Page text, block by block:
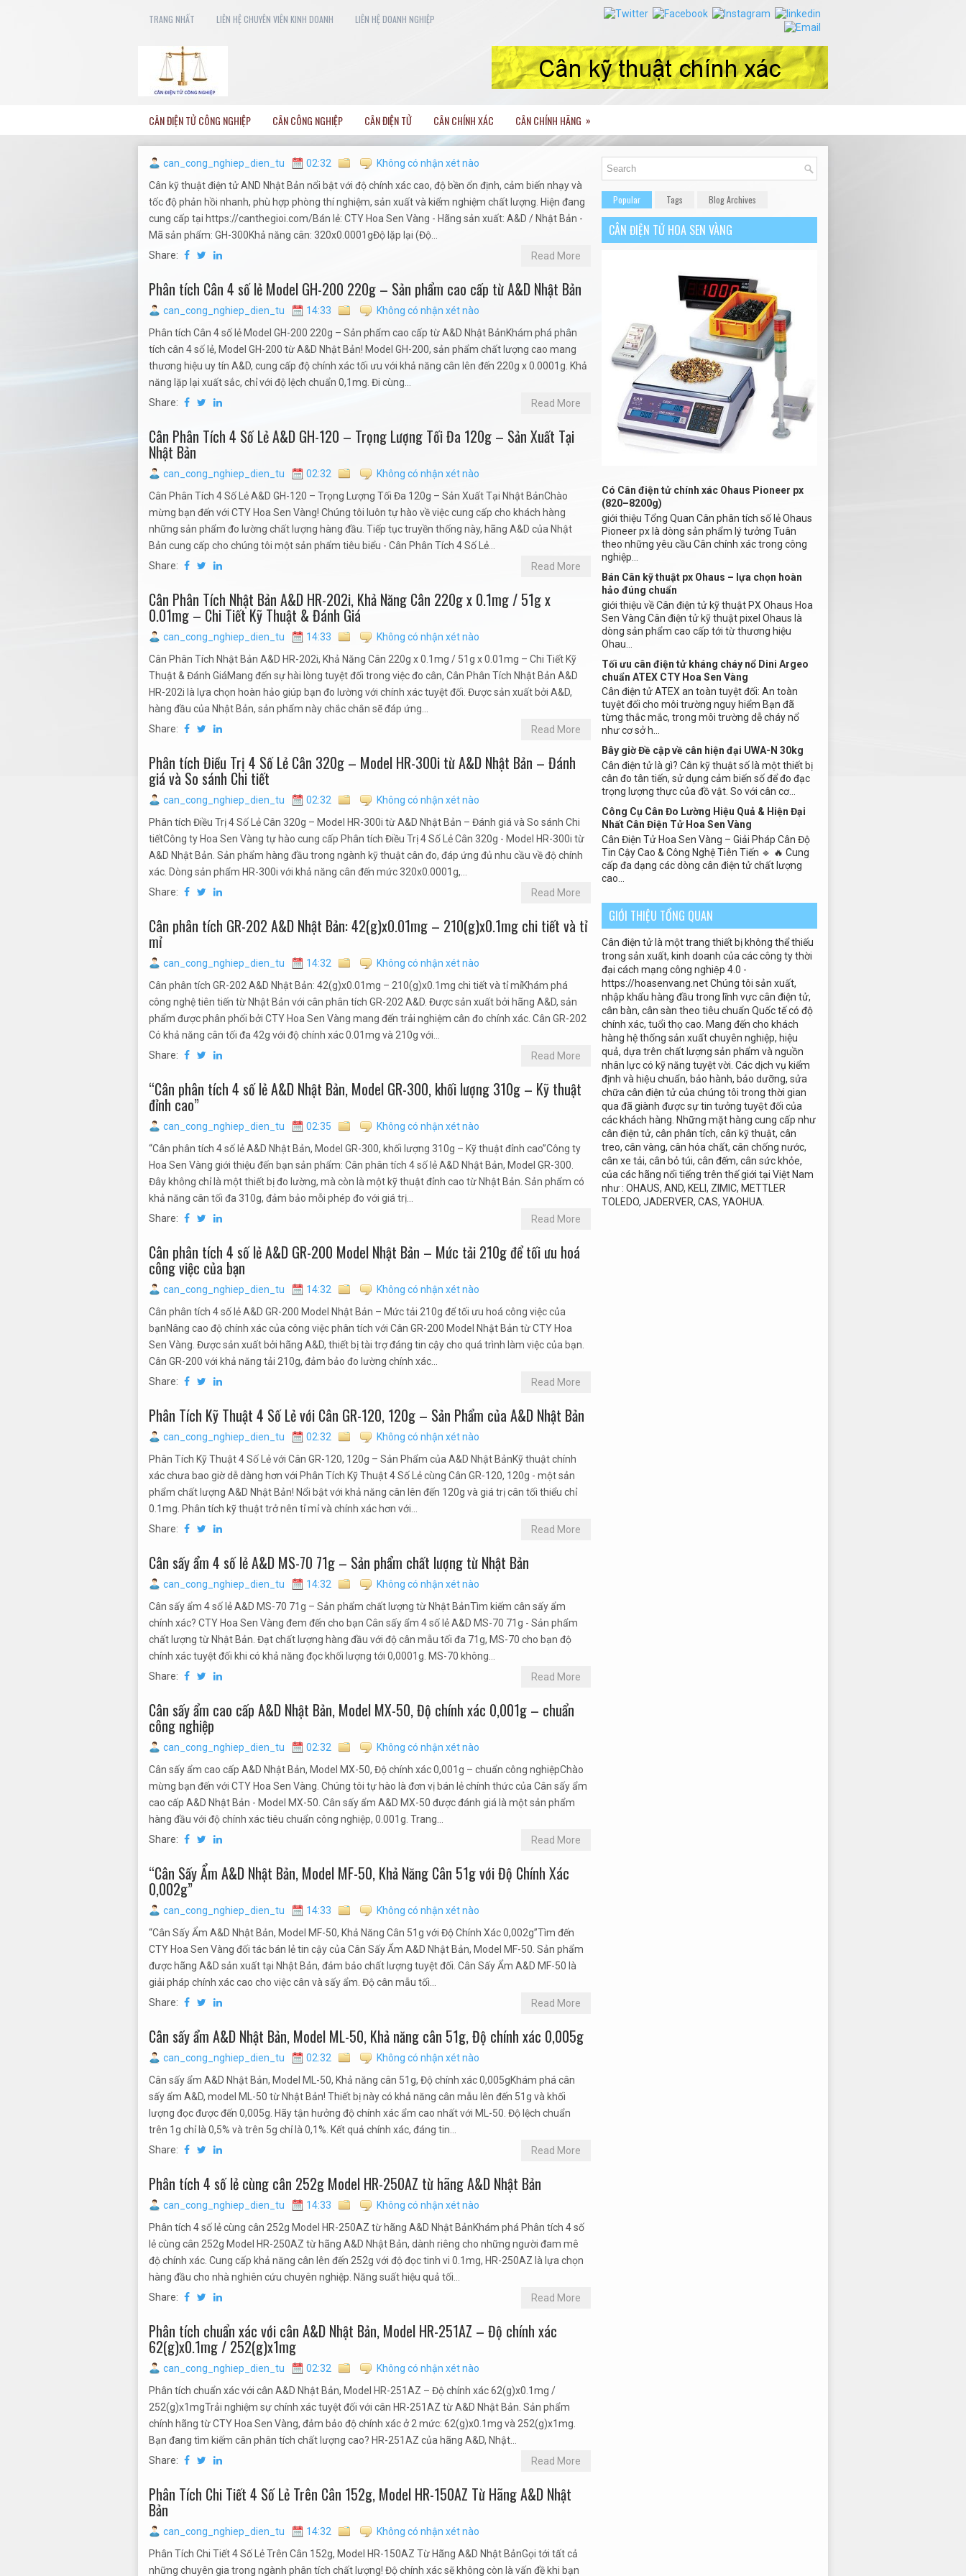
TRANG NHẤT LIÊN HỆ CHUYÊN VIÊN KINH DOANH LIÊN HỆ DOANH NGHIỆP
CÂN ĐIỆN TỬ CÔNG NGHIỆP CÂN CÔNG NGHIỆP CÂN ĐIỆN TỬ CÂN CHÍNH XÁC CÂN CHÍNH HÃNG »
can_cong_nghiep_dien_tu 02:32
Không có nhận xét nào
Cân kỹ thuật điện tử AND Nhật Bản nổi bật với độ chính xác cao, độ bền ổn định, cảm biến nhạy và
tốc độ phản hồi nhanh, phù hợp phòng thí nghiệm, sản xuất và kiểm nghiệm chất lượng. Hiện đang
cung cấp tại https://canthegioi.com/Bán lẻ: CTY Hoa Sen Vàng - Hãng sản xuất: A&D / Nhật Bản -
Mã sản phẩm: GH-300Khả năng cân: 320x0.0001gĐộ lặp lại (Độ...
Share:
Read More
Phân tích Cân 4 số lẻ Model GH-200 220g – Sản phẩm cao cấp từ A&D Nhật Bản
can_cong_nghiep_dien_tu 14:33
Không có nhận xét nào
Phân tích Cân 4 số lẻ Model GH-200 220g – Sản phẩm cao cấp từ A&D Nhật BảnKhám phá phân
tích cân 4 số lẻ, Model GH-200 từ A&D Nhật Bản! Model GH-200, sản phẩm chất lượng cao mang
thương hiệu uy tín A&D, cung cấp độ chính xác tối ưu với khả năng cân lên đến 220g x 0.0001g. Khả
năng lặp lại xuất sắc, chỉ với độ lệch chuẩn 0,1mg. Đi cùng...
Share:
Read More
Cân Phân Tích 4 Số Lẻ A&D GH-120 – Trọng Lượng Tối Đa 120g – Sản Xuất Tại
Nhật Bản
can_cong_nghiep_dien_tu 02:32
Không có nhận xét nào
Cân Phân Tích 4 Số Lẻ A&D GH-120 – Trọng Lượng Tối Đa 120g – Sản Xuất Tại Nhật BảnChào
mừng bạn đến với CTY Hoa Sen Vàng! Chúng tôi luôn tự hào về việc cung cấp cho khách hàng
những sản phẩm đo lường chất lượng hàng đầu. Tiếp tục truyền thống này, hãng A&D của Nhật
Bản cung cấp cho chúng tôi một sản phẩm tiêu biểu - Cân Phân Tích 4 Số Lẻ...
Share:
Read More
Cân Phân Tích Nhật Bản A&D HR-202i, Khả Năng Cân 220g x 0.1mg / 51g x
0.01mg – Chi Tiết Kỹ Thuật & Đánh Giá
can_cong_nghiep_dien_tu 14:33
Không có nhận xét nào
Cân Phân Tích Nhật Bản A&D HR-202i, Khả Năng Cân 220g x 0.1mg / 51g x 0.01mg – Chi Tiết Kỹ
Thuật & Đánh GiáMang đến sự hài lòng tuyệt đối trong việc đo cân, Cân Phân Tích Nhật Bản A&D
HR-202i là lựa chọn hoàn hảo giúp bạn đo lường với chính xác tuyệt đối. Được sản xuất bởi A&D,
hàng đầu của Nhật Bản, sản phẩm này chắc chắn sẽ đáp ứng...
Share:
Read More
Phân tích Điều Trị 4 Số Lẻ Cân 320g – Model HR-300i từ A&D Nhật Bản – Đánh
giá và So sánh Chi tiết
can_cong_nghiep_dien_tu 02:32
Không có nhận xét nào
Phân tích Điều Trị 4 Số Lẻ Cân 320g – Model HR-300i từ A&D Nhật Bản – Đánh giá và So sánh Chi
tiếtCông ty Hoa Sen Vàng tự hào cung cấp Phân tích Điều Trị 4 Số Lẻ Cân 320g - Model HR-300i từ
A&D Nhật Bản. Sản phẩm hàng đầu trong ngành kỹ thuật cân đo, đáp ứng đủ nhu cầu về độ chính
xác. Dòng sản phẩm HR-300i với khả năng cân đến mức 320x0.0001g,...
Share:
Read More
Cân phân tích GR-202 A&D Nhật Bản: 42(g)x0.01mg – 210(g)x0.1mg chi tiết và tỉ
mỉ
can_cong_nghiep_dien_tu 14:32
Không có nhận xét nào
Cân phân tích GR-202 A&D Nhật Bản: 42(g)x0.01mg – 210(g)x0.1mg chi tiết và tỉ mỉKhám phá
công nghệ tiên tiến từ Nhật Bản với cân phân tích GR-202 A&D. Được sản xuất bởi hãng A&D, sản
phẩm được phân phối bởi CTY Hoa Sen Vàng mang đến trải nghiệm cân đo chính xác. Cân GR-202
Có khả năng cân tối đa 42g với độ chính xác 0.01mg và 210g với...
Share:
Read More
“Cân phân tích 4 số lẻ A&D Nhật Bản, Model GR-300, khối lượng 310g – Kỹ thuật
đỉnh cao”
can_cong_nghiep_dien_tu 02:35
Không có nhận xét nào
“Cân phân tích 4 số lẻ A&D Nhật Bản, Model GR-300, khối lượng 310g – Kỹ thuật đỉnh cao”Công ty
Hoa Sen Vàng giới thiệu đến bạn sản phẩm: Cân phân tích 4 số lẻ A&D Nhật Bản, Model GR-300.
Đây không chỉ là một thiết bị đo lường, mà còn là một kỹ thuật đỉnh cao từ Nhật Bản. Sản phẩm có
khả năng cân tối đa 310g, đảm bảo mỗi phép đo với giá trị...
Share:
Read More
Cân phân tích 4 số lẻ A&D GR-200 Model Nhật Bản – Mức tải 210g để tối ưu hoá
công việc của bạn
can_cong_nghiep_dien_tu 14:32
Không có nhận xét nào
Cân phân tích 4 số lẻ A&D GR-200 Model Nhật Bản – Mức tải 210g để tối ưu hoá công việc của
bạnNâng cao độ chính xác của công việc phân tích với Cân GR-200 Model Nhật Bản từ CTY Hoa
Sen Vàng. Được sản xuất bởi hãng A&D, thiết bị tài trợ đáng tin cậy cho quá trình làm việc của bạn.
Cân GR-200 với khả năng tải 210g, đảm bảo đo lường chính xác...
Share:
Read More
Phân Tích Kỹ Thuật 4 Số Lẻ với Cân GR-120, 120g – Sản Phẩm của A&D Nhật Bản
can_cong_nghiep_dien_tu 02:32
Không có nhận xét nào
Phân Tích Kỹ Thuật 4 Số Lẻ với Cân GR-120, 120g – Sản Phẩm của A&D Nhật BảnKỹ thuật chính
xác chưa bao giờ dễ dàng hơn với Phân Tích Kỹ Thuật 4 Số Lẻ cùng Cân GR-120, 120g - một sản
phẩm chất lượng A&D Nhật Bản! Nổi bật với khả năng cân lên đến 120g và giá trị cân tối thiểu chỉ
0.1mg. Phân tích kỹ thuật trở nên tỉ mỉ và chính xác hơn với...
Share:
Read More
Cân sấy ẩm 4 số lẻ A&D MS-70 71g – Sản phẩm chất lượng từ Nhật Bản
can_cong_nghiep_dien_tu 14:32
Không có nhận xét nào
Cân sấy ẩm 4 số lẻ A&D MS-70 71g – Sản phẩm chất lượng từ Nhật BảnTìm kiếm cân sấy ẩm
chính xác? CTY Hoa Sen Vàng đem đến cho bạn Cân sấy ẩm 4 số lẻ A&D MS-70 71g - Sản phẩm
chất lượng từ Nhật Bản. Đạt chất lượng hàng đầu với độ cân mẫu tối đa 71g, MS-70 cho bạn độ
chính xác tuyệt đối khi có khả năng đọc khối lượng tới 0,0001g. MS-70 không...
Share:
Read More
Cân sấy ẩm cao cấp A&D Nhật Bản, Model MX-50, Độ chính xác 0,001g – chuẩn
công nghiệp
can_cong_nghiep_dien_tu 02:32
Không có nhận xét nào
Cân sấy ẩm cao cấp A&D Nhật Bản, Model MX-50, Độ chính xác 0,001g – chuẩn công nghiệpChào
mừng bạn đến với CTY Hoa Sen Vàng. Chúng tôi tự hào là đơn vị bán lẻ chính thức của Cân sấy ẩm
cao cấp A&D Nhật Bản - Model MX-50. Cân sấy ẩm A&D MX-50 được đánh giá là một sản phẩm
hàng đầu với độ chính xác tiêu chuẩn công nghiệp, 0.001g. Trang...
Share:
Read More
“Cân Sấy Ẩm A&D Nhật Bản, Model MF-50, Khả Năng Cân 51g với Độ Chính Xác
0,002g”
can_cong_nghiep_dien_tu 14:33
Không có nhận xét nào
“Cân Sấy Ẩm A&D Nhật Bản, Model MF-50, Khả Năng Cân 51g với Độ Chính Xác 0,002g”Tìm đến
CTY Hoa Sen Vàng đối tác bán lẻ tin cậy của Cân Sấy Ẩm A&D Nhật Bản, Model MF-50. Sản phẩm
được hãng A&D sản xuất tại Nhật Bản, đảm bảo chất lượng tuyệt đối. Cân Sấy Ẩm A&D MF-50 là
giải pháp chính xác cao cho việc cân và sấy ẩm. Độ cân mẫu tối...
Share:
Read More
Cân sấy ẩm A&D Nhật Bản, Model ML-50, Khả năng cân 51g, Độ chính xác 0,005g
can_cong_nghiep_dien_tu 02:32
Không có nhận xét nào
Cân sấy ẩm A&D Nhật Bản, Model ML-50, Khả năng cân 51g, Độ chính xác 0,005gKhám phá cân
sấy ẩm A&D, model ML-50 từ Nhật Bản! Thiết bị này có khả năng cân mẫu lên đến 51g và khối
lượng đọc được đến 0,005g. Hãy tận hưởng độ chính xác ẩm cao nhất với ML-50. Độ lệch chuẩn
trên 1g chỉ là 0,5% và trên 5g chỉ là 0,1%. Kết quả chính xác, đáng tin...
Share:
Read More
Phân tích 4 số lẻ cùng cân 252g Model HR-250AZ từ hãng A&D Nhật Bản
can_cong_nghiep_dien_tu 14:33
Không có nhận xét nào
Phân tích 4 số lẻ cùng cân 252g Model HR-250AZ từ hãng A&D Nhật BảnKhám phá Phân tích 4 số
lẻ cùng cân 252g Model HR-250AZ từ hãng A&D Nhật Bản, dành riêng cho những người đam mê
độ chính xác. Cung cấp khả năng cân lên đến 252g với độ đọc tinh vi 0.1mg, HR-250AZ là lựa chọn
hàng đầu cho nhà nghiên cứu chuyên nghiệp. Năng suất hiệu quả tối...
Share:
Read More
Phân tích chuẩn xác với cân A&D Nhật Bản, Model HR-251AZ – Độ chính xác
62(g)x0.1mg / 252(g)x1mg
can_cong_nghiep_dien_tu 02:32
Không có nhận xét nào
Phân tích chuẩn xác với cân A&D Nhật Bản, Model HR-251AZ – Độ chính xác 62(g)x0.1mg /
252(g)x1mgTrải nghiệm sự chính xác tuyệt đối với cân HR-251AZ từ A&D Nhật Bản. Sản phẩm
chính hãng từ CTY Hoa Sen Vàng, đảm bảo độ chính xác ở 2 mức: 62(g)x0.1mg và 252(g)x1mg.
Bạn đang tìm kiếm cân phân tích chất lượng cao? HR-251AZ của hãng A&D, Nhật...
Share:
Read More
Phân Tích Chi Tiết 4 Số Lẻ Trên Cân 152g, Model HR-150AZ Từ Hãng A&D Nhật
Bản
can_cong_nghiep_dien_tu 14:32
Không có nhận xét nào
Phân Tích Chi Tiết 4 Số Lẻ Trên Cân 152g, Model HR-150AZ Từ Hãng A&D Nhật BảnGọi tới tất cả
những chuyên gia trong ngành phân tích chất lượng! Độ chính xác sẽ không còn là vấn đề khi bạn
Popular Tags Blog Archives
CÂN ĐIỆN TỬ HOA SEN VÀNG
Có Cân điện tử chính xác Ohaus Pioneer px
(820–8200g)
giới thiệu Tổng Quan Cân phân tích số lẻ Ohaus
Pioneer px là dòng sản phẩm lý tưởng Tuân
theo những yêu cầu Cân chính xác trong công
nghiệp...
Bán Cân kỹ thuật px Ohaus – lựa chọn hoàn
hảo đúng chuẩn
giới thiệu về Cân điện tử kỹ thuật PX Ohaus Hoa
Sen Vàng Cân điện tử kỹ thuật pixel Ohaus là
dòng sản phẩm cao cấp tới từ thương hiệu
Ohau...
Tối ưu cân điện tử kháng cháy nổ Dini Argeo
chuẩn ATEX CTY Hoa Sen Vàng
Cân điện tử ATEX an toàn tuyệt đối: An toàn
tuyệt đối cho môi trường nguy hiểm Bạn đã
từng thắc mắc, trong môi trường dễ cháy nổ
như cơ sở h...
Bây giờ Đề cập về cân hiện đại UWA-N 30kg
Cân điện tử là gì? Cân kỹ thuật số là một thiết bị
cân đo tân tiến, sử dụng cảm biến số để đo đạc
trọng lượng thực của đồ vật. So với cân cơ...
Công Cụ Cân Đo Lường Hiệu Quả & Hiện Đại
Nhất Cân Điện Tử Hoa Sen Vàng
Cân Điện Tử Hoa Sen Vàng – Giải Pháp Cân Độ
Tin Cậy Cao & Công Nghệ Tiên Tiến 🔹 🔥 Cung
cấp đa dạng các dòng cân điện tử chất lượng
cao...
GIỚI THIỆU TỔNG QUAN
Cân điện tử là một trang thiết bị không thể thiếu
trong sản xuất, kinh doanh của các công ty thời
đại cách mạng công nghiệp 4.0 -
https://hoasenvang.net Chúng tôi sản xuất,
nhập khẩu hàng đầu trong lĩnh vực cân điện tử,
cân bàn, cân sàn theo tiêu chuẩn Quốc tế có độ
chính xác, tuổi thọ cao. Mang đến cho khách
hàng hệ thống sản xuất chuyên nghiệp, hiệu
quả, dựa trên chất lượng sản phẩm và nguồn
nhân lực có kỹ năng tuyệt vời. Các dịch vụ kiểm
định và hiệu chuẩn, bảo hành, bảo dưỡng, sửa
chữa cân điện tử của chúng tôi trong thời gian
qua đã giành được sự tin tưởng tuyệt đối của
các khách hàng. Những mặt hàng cung cấp như
cân điện tử, cân phân tích, cân kỹ thuật, cân
treo, cân vàng, cân hóa chất, cân chống nước,
cân xe tải, cân bỏ túi, cân đếm, cân sức khỏe,
của các hãng nổi tiếng trên thế giới tại Việt Nam
như : OHAUS, AND, KELI, ZIMIC, METTLER
TOLEDO, JADERVER, CAS, YAOHUA.